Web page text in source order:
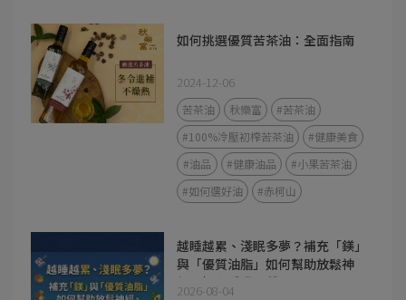
如何挑選優質苦茶油：全面指南
2024-12-06
苦茶油 秋樂富
#苦茶油
#100%冷壓初榨苦茶油
#健康美食
#油品
#健康油品
#小果苦茶油
#如何選好油
#赤柯山
越睡越累、淺眠多夢？補充「鎂」
與「優質油脂」如何幫助放鬆神
經、提升睡眠品質？
2026-08-04